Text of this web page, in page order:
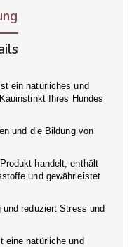
ein natürliches und
Ihres Hundes
und die Bildung von
handelt, enthält
und gewährleistet
und reduziert Stress und
eine natürliche und